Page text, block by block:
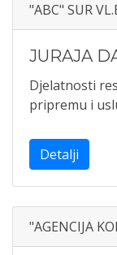
"ABC" SUR
JURAJA
Djelatnosti
pripremu i
Detalji
"AGENCIJA